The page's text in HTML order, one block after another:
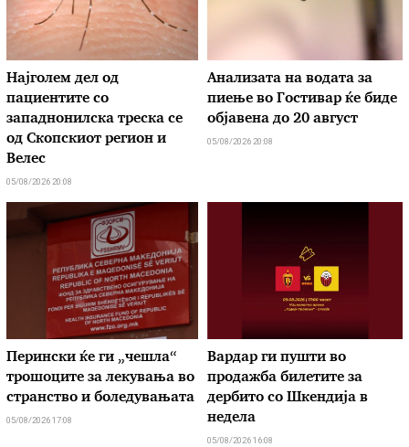
Најголем дел од
пациентите сo
западнонилска треска се
од Скопскиот регион и
Велес
05/08/2026 20:08
Анализата на водата за
пиење во Гостивар ќе биде
објавена до 20 август
05/08/2026 20:08
Перински ќе ги „чешла“
трошоците за лекувања во
странство и боледувањата
05/08/2026 17:08
Вардар ги пушти во
продажба билетите за
дербито со Шкендија в
недела
05/08/2026 16:08